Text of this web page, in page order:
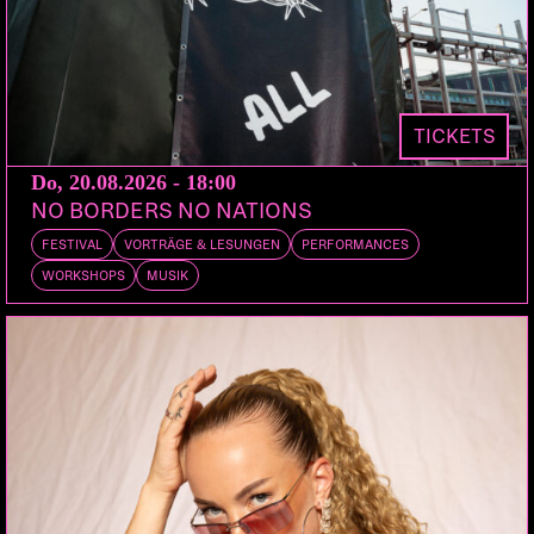
Charakteristisch für das Band-Output, welches
mittlerweile aus 5 Veröffentlichungen besteht,
zuletzt dem Album «Altrastrata» für Chris Cutler’s
ReR-Label, zuvor Alben auf dem Cuneiform-Label,
ist die Verbindung von komponierter und
improvisierter Musik, oszillierend zwischen Jazz,
Rock und Avant-Garde, mit komplexen
rhythmischen Strukturen, chromatischen
Kontrapunkten, und atonalen Improvisationen, zu
Ensemble etc. beigetragen haben.
Mit der Stimme von Saadet Türküz wird dem
vertrackten Sound der Gruppe noch ein gewisser
Ethno-Touch verliehen werden.
TICKETS
Do, 20.08.2026 - 18:00
NO BORDERS NO NATIONS
FESTIVAL VORTRÄGE & LESUNGEN PERFORMANCES
WORKSHOPS MUSIK